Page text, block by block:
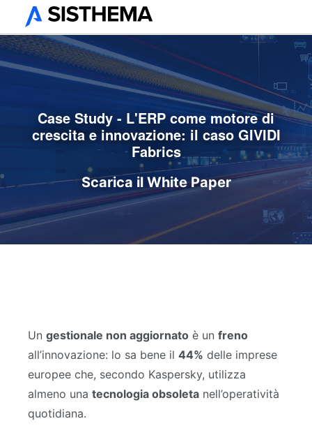
Case Study - L'ERP come motore di
crescita e innovazione: il caso GIVIDI
Fabrics
Scarica il White Paper
Un gestionale non aggiornato è un freno
all’innovazione: lo sa bene il 44% delle imprese
europee che, secondo Kaspersky, utilizza
almeno una tecnologia obsoleta nell’operatività
quotidiana.